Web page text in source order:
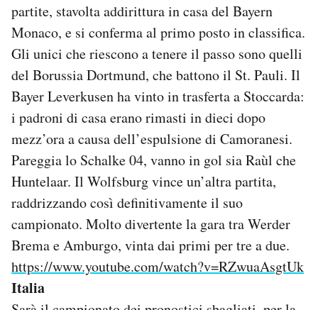
partite, stavolta addirittura in casa del Bayern
Monaco, e si conferma al primo posto in classifica.
Gli unici che riescono a tenere il passo sono quelli
del Borussia Dortmund, che battono il St. Pauli. Il
Bayer Leverkusen ha vinto in trasferta a Stoccarda:
i padroni di casa erano rimasti in dieci dopo
mezz’ora a causa dell’espulsione di Camoranesi.
Pareggia lo Schalke 04, vanno in gol sia Raùl che
Huntelaar. Il Wolfsburg vince un’altra partita,
raddrizzando così definitivamente il suo
campionato. Molto divertente la gara tra Werder
Brema e Amburgo, vinta dai primi per tre a due.
https://www.youtube.com/watch?v=RZwuaAsgtUk
Italia